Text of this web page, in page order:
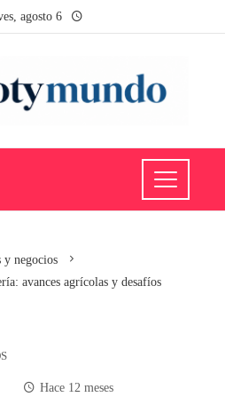
agosto 6
y negocios
avances agrícolas y desafíos
Hace 12 meses